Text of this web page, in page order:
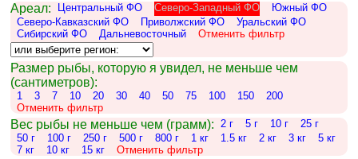
Ареал: Центральный ФО Северо-Западный ФО
Южный ФО
Северо-Кавказский ФО
Приволжский ФО
Уральский ФО
Сибирский ФО
Дальневосточный Отменить фильтр
Размер рыбы, которую я увидел, не меньше чем
(сантиметров):
1 3 7 10 20 30 40 50 75 100 150
200
Отменить фильтр
Вес рыбы не меньше чем (грамм): 2 г 5 г 10 г
25 г
50 г
100 г 250 г 500 г 800 г 1 кг 1.5 кг 2 кг 3 кг
5 кг
7 кг
10 кг 15 кг Отменить фильтр